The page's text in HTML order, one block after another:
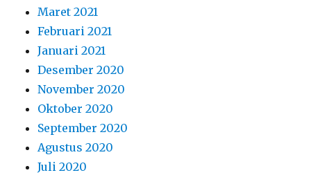
Maret 2021
Februari 2021
Januari 2021
Desember 2020
November 2020
Oktober 2020
September 2020
Agustus 2020
Juli 2020